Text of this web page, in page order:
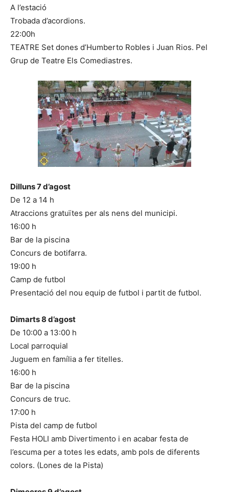
A l’estació
Trobada d’acordions.
22:00h
TEATRE Set dones d’Humberto Robles i Juan Rios. Pel
Grup de Teatre Els Comediastres.
Dilluns 7 d’agost
De 12 a 14 h
Atraccions gratuïtes per als nens del municipi.
16:00 h
Bar de la piscina
Concurs de botifarra.
19:00 h
Camp de futbol
Presentació del nou equip de futbol i partit de futbol.
Dimarts 8 d’agost
De 10:00 a 13:00 h
Local parroquial
Juguem en família a fer titelles.
16:00 h
Bar de la piscina
Concurs de truc.
17:00 h
Pista del camp de futbol
Festa HOLI amb Divertimento i en acabar festa de
l’escuma per a totes les edats, amb pols de diferents
colors. (Lones de la Pista)